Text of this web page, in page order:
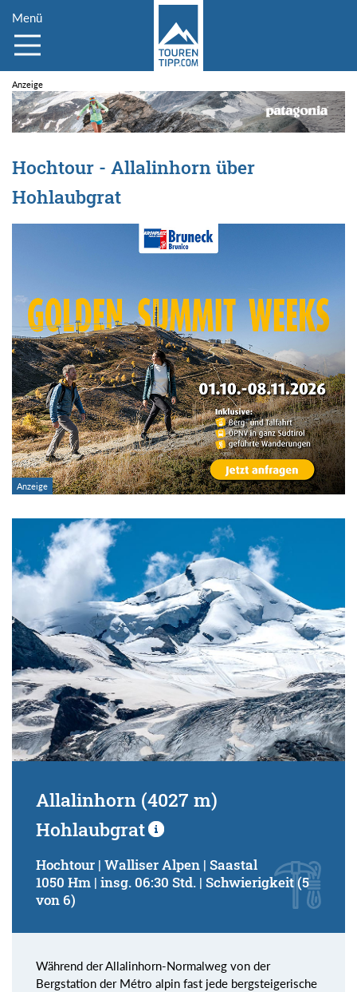
Menü
Hochtour - Allalinhorn über
Hohlaubgrat
Allalinhorn (4027 m)
Hohlaubgrat
Hochtour | Walliser Alpen | Saastal
1050 Hm | insg. 06:30 Std. | Schwierigkeit (5
von 6)
Während der Allalinhorn-Normalweg von der
Bergstation der Métro alpin fast jede bergsteigerische